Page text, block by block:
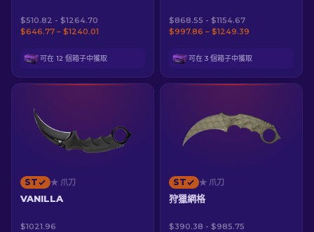
$510.82 - $1264.70
$646.77 – $1240.01
可在 12 個箱子中獲取
$868.55 - $1154.67
$997.86 – $1249.39
可在 3 個箱子中獲取
ST ★ 爪刀
VANILLA
$1021.96
ST ★ 爪刀
狩獵網格
$390.38 - $985.75